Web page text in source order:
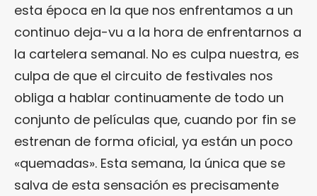
esta época en la que nos enfrentamos a un
continuo deja-vu a la hora de enfrentarnos a
la cartelera semanal. No es culpa nuestra, es
culpa de que el circuito de festivales nos
obliga a hablar continuamente de todo un
conjunto de películas que, cuando por fin se
estrenan de forma oficial, ya están un poco
«quemadas». Esta semana, la única que se
salva de esta sensación es precisamente